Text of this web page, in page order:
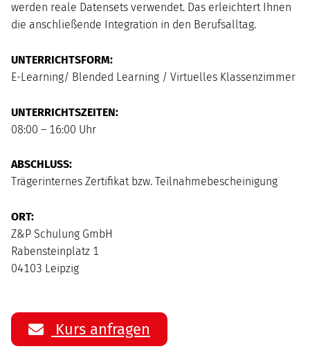
werden reale Datensets verwendet. Das erleichtert Ihnen
die anschließende Integration in den Berufsalltag.
UNTERRICHTSFORM:
E-Learning/ Blended Learning / Virtuelles Klassenzimmer
UNTERRICHTSZEITEN:
08:00 – 16:00 Uhr
ABSCHLUSS:
Trägerinternes Zertifikat bzw. Teilnahmebescheinigung
ORT:
Z&P Schulung GmbH
Rabensteinplatz 1
04103 Leipzig
Kurs anfragen